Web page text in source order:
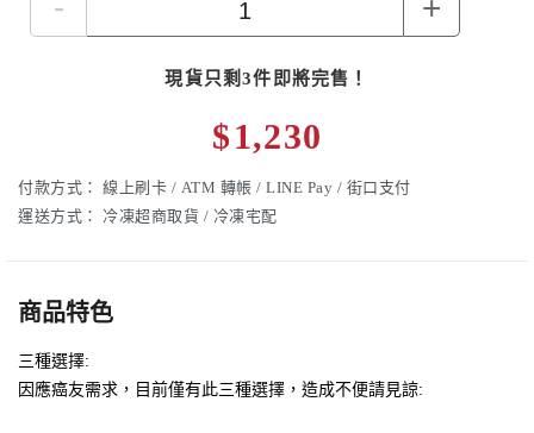
- +
現貨只剩3件即將完售！
$1,230
付款方式： 線上刷卡 / ATM 轉帳 / LINE Pay / 街口支付
運送方式：
冷凍超商取貨 / 冷凍宅配
商品特色
三種選擇:
因應癌友需求，目前僅有此三種選擇，造成不便請見諒: